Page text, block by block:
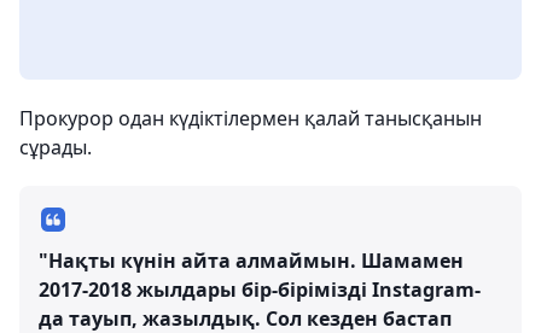
Прокурор одан күдіктілермен қалай танысқанын
сұрады.
"Нақты күнін айта алмаймын. Шамамен
2017-2018 жылдары бір-бірімізді Instagram-
да тауып, жазылдық. Сол кезден бастап